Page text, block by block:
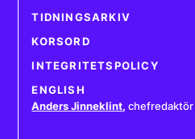
TIDNINGSARKIV
KORSORD
INTEGRITETSPOLICY
ENGLISH
Anders Jinneklint, chefredaktör